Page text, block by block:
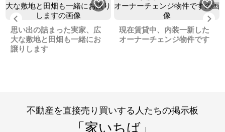
Previous
思い出の詰まった実家、広
大な敷地と田畑も一緒にお
譲りします
現在賃貸中、内装一新した
オーナーチェンジ物件です
不動産を直接売り買いする人たちの掲示板
「家いちば」